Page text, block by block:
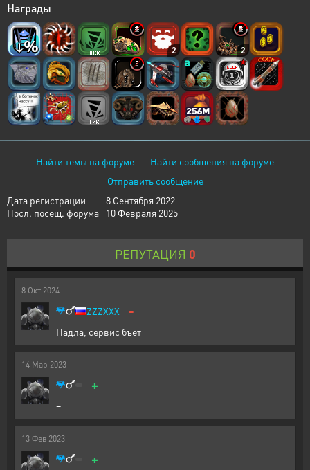
Награды
2 2
Найти темы на форуме
Найти сообщения на форуме
Отправить сообщение
Дата регистрации
8 Сентября 2022
Посл. посещ. форума
10 Февраля 2025
РЕПУТАЦИЯ 0
8 Окт 2024
ZZZXXX -
Падла, сервис бъет
14 Мар 2023
+
=
13 Фев 2023
+